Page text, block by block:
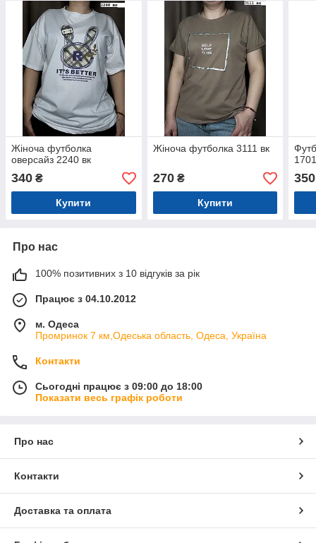
Жіноча футболка
оверсайз 2240 вк
340 ₴
Купити
Жіноча футболка 3111 вк
270₴
Купити
350
Про нас
100% позитивних з 10 відгуків за рік
Працює з 04.10.2012
м. Одеса
Промринок 7 км,Одеська область, Одеса, Україна
Контакти
Сьогодні працює з 09:00 до 18:00
Показати весь графік роботи
Про нас
Контакти
Доставка та оплата